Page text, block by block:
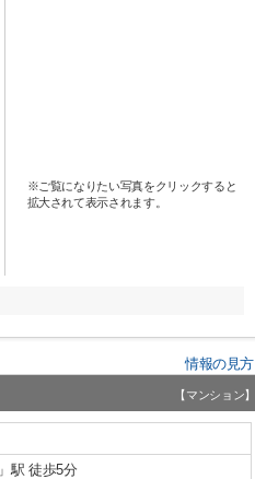
※ご覧になりたい写真をクリックすると
拡大されて表示されます。
情報の見方
【マンション】
」駅 徒歩5分